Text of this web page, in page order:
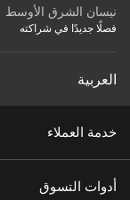
نيسان الشرق الأوسط
فصلًا جديدًا في شراكته
العربية
G
خدمة العملاء
أدوات التسوق